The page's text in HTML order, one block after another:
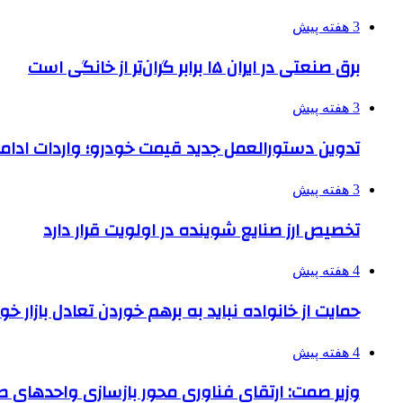
3 هفته پیش
برق صنعتی در ایران ۱۵ برابر گران‌تر از خانگی است
3 هفته پیش
تدوین دستورالعمل جدید قیمت خودرو؛ واردات
3 هفته پیش
تخصیص ارز صنایع شوینده در اولویت قرار دارد
4 هفته پیش
حمایت از خانواده نباید به برهم خوردن تعادل
4 هفته پیش
وزیر صمت: ارتقای فناوری محور بازسازی